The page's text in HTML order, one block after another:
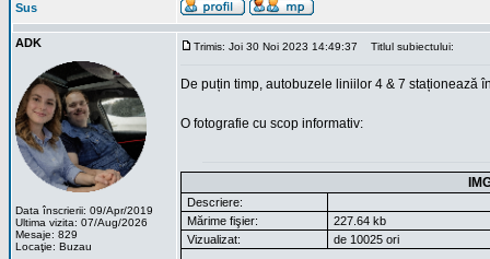
Sus
ADK
Data înscrierii: 09/Apr/2019
Ultima vizita: 07/Aug/2026
Mesaje: 829
Locaţie: Buzau
Trimis: Joi 30 Noi 2023 14:49:37 Titlul subiectului:
De puțin timp, autobuzele liniilor 4 & 7 staționează
O fotografie cu scop informativ:
Descriere:
Mărime fişier:
227.64 kb
Vizualizat:
de 10025 ori